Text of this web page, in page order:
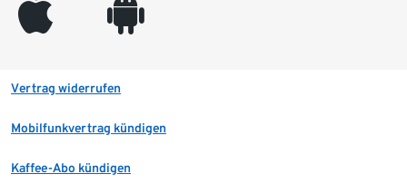
appleinc android
Vertrag widerrufen
Mobilfunkvertrag kündigen
Kaffee-Abo kündigen